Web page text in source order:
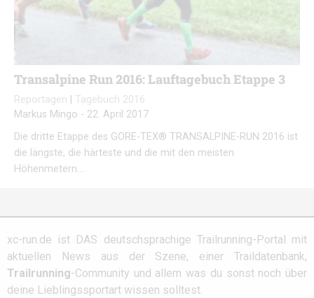
Transalpine Run 2016: Lauftagebuch Etappe 3
Reportagen
Tagebuch 2016
Markus Mingo - 22. April 2017
Die dritte Etappe des GORE-TEX® TRANSALPINE-RUN 2016 ist
die längste, die härteste und die mit den meisten
Höhenmetern….
xc-run.de ist DAS deutschsprachige Trailrunning-Portal mit
aktuellen News aus der Szene, einer Traildatenbank,
Trailrunning-Community und allem was du sonst noch über
deine Lieblingssportart wissen solltest.